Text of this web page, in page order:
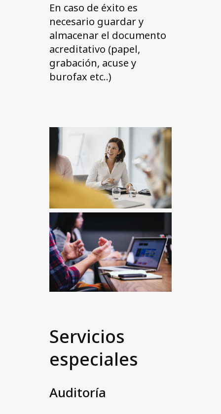
En caso de éxito es
necesario guardar y
almacenar el documento
acreditativo (papel,
grabación, acuse y
burofax etc..)
Servicios
especiales
Auditoría